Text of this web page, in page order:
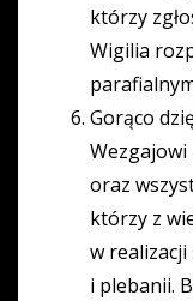
którzy
Wigilia
Gorąco
oraz
którzy z
w realizacji
i plebanii.